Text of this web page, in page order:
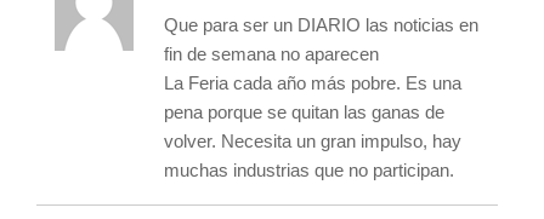
Que para ser un DIARIO las noticias en
fin de semana no aparecen
La Feria cada año más pobre. Es una
pena porque se quitan las ganas de
volver. Necesita un gran impulso, hay
muchas industrias que no participan.